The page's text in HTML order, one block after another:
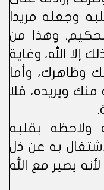
وجعله مريدا
وهذا من
إلا الله، وغاية
وظاهرك، وأما
منك ويريده، فلا
ولاحظه بقلبه
به عن ذل
يصير مع الله